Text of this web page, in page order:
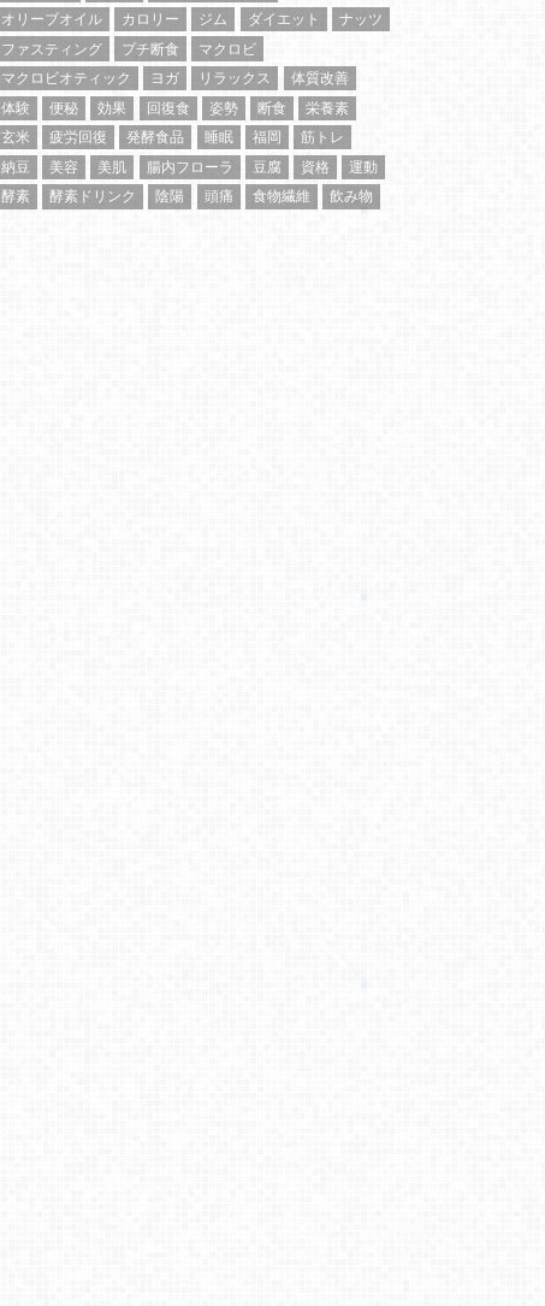
オリーブオイル
カロリー ジム ダイエット
ナッツ
ファスティング
プチ断食
マクロビ
マクロビオティック
ヨガ リラックス
体質改善
体験
便秘 効果 回復食 姿勢 断食
栄養素
玄米
疲労回復 発酵食品 睡眠 福岡
筋トレ
納豆
美容 美肌 腸内フローラ 豆腐 資格
運動
酵素
酵素ドリンク 陰陽 頭痛 食物繊維 飲み物